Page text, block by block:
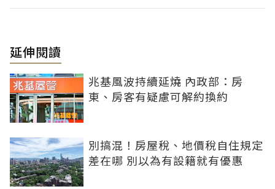
延伸閱讀
兆基風波持續延燒 內政部：房
東、房客有疑慮可解約換約
別搞混！房屋稅、地價稅自住規定
差在哪 別以為有設籍就有優惠